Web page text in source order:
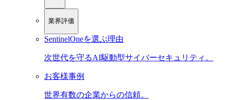
業界評価
SentinelOneを選ぶ理由
次世代を守るAI駆動型サイバーセキュリティ。
お客様事例
世界有数の企業からの信頼。